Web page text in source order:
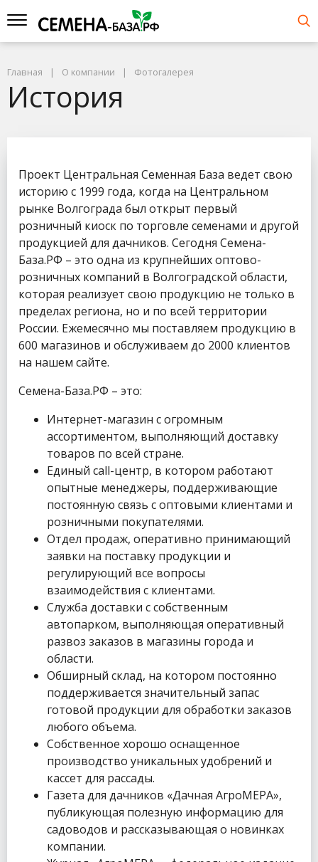
Главная О компании Фотогалерея
История
Проект Центральная Семенная База ведет свою
историю с 1999 года, когда на Центральном
рынке Волгограда был открыт первый
розничный киоск по торговле семенами и другой
продукцией для дачников. Сегодня Семена-
База.РФ – это одна из крупнейших оптово-
розничных компаний в Волгоградской области,
которая реализует свою продукцию не только в
пределах региона, но и по всей территории
России. Ежемесячно мы поставляем продукцию в
600 магазинов и обслуживаем до 2000 клиентов
на нашем сайте.
Семена-База.РФ – это:
Интернет-магазин с огромным
ассортиментом, выполняющий доставку
товаров по всей стране.
Единый call-центр, в котором работают
опытные менеджеры, поддерживающие
постоянную связь с оптовыми клиентами и
розничными покупателями.
Отдел продаж, оперативно принимающий
заявки на поставку продукции и
регулирующий все вопросы
взаимодействия с клиентами.
Служба доставки с собственным
автопарком, выполняющая оперативный
развоз заказов в магазины города и
области.
Обширный склад, на котором постоянно
поддерживается значительный запас
готовой продукции для обработки заказов
любого объема.
Собственное хорошо оснащенное
производство уникальных удобрений и
кассет для рассады.
Газета для дачников «Дачная АгроМЕРА»,
публикующая полезную информацию для
садоводов и рассказывающая о новинках
компании.